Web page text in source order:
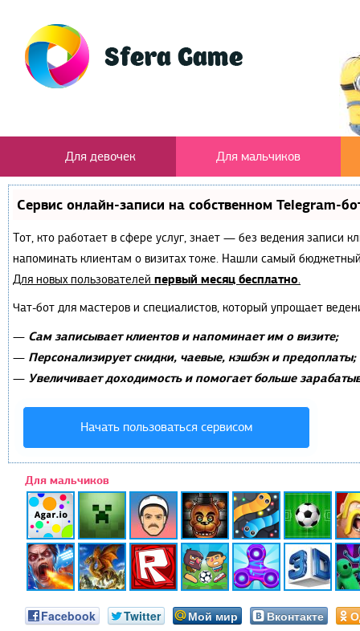
Для девочек Для мальчиков
Сервис онлайн-записи на собственном Telegram-
Тот, кто работает в сфере услуг, знает — без ведения записи
напоминать клиентам о визитах тоже. Нашли самый
Для новых пользователей первый месяц бесплатно.
Чат-бот для мастеров и специалистов, который упрощает
— Сам записывает клиентов и напоминает им о визите;
— Персонализирует скидки, чаевые, кэшбэк и предоплаты;
— Увеличивает доходимость и помогает больше
Начать пользоваться сервисом
Для мальчиков
Facebook Twitter Мой мир Вконтакте